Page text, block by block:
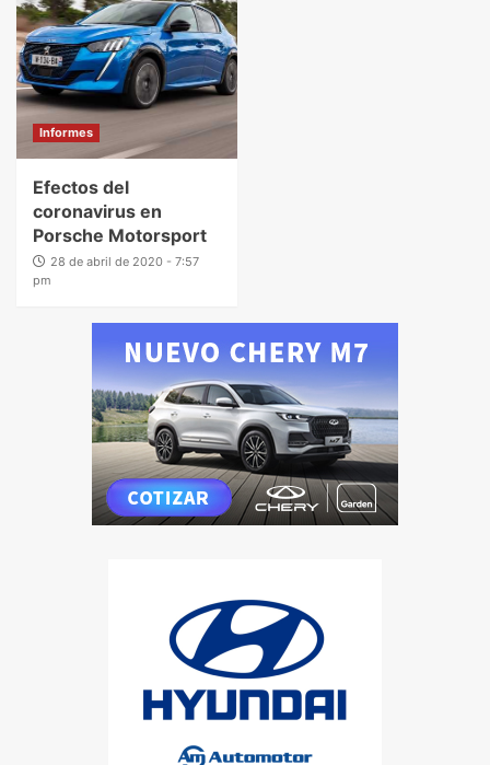
Informes
Efectos del
coronavirus en
Porsche Motorsport
28 de abril de 2020 - 7:57
pm